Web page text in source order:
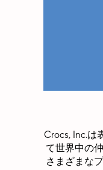
Crocs, Inc.は
て世界中の
さまざまな